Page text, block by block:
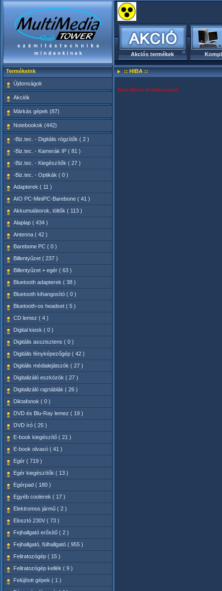
Akciós termékek
Termékeink
Újdonságok
Akciók
Márkás gépek (87)
Notebookok (442)
-Biz.tec. - Digitális rögzítők ( 2 )
-Biz.tec. - Kamerák IP ( 81 )
-Biz.tec. - Kiegészítők ( 27 )
-Biz.tec. - Optikák ( 0 )
Adapterek ( 11 )
AIO PC-MiniPC-Barebone ( 41 )
Akkumulátorok, töltők ( 113 )
Alaplap ( 434 )
Antenna ( 42 )
Barebone PC ( 0 )
Billentyűzet ( 237 )
Billentyűzet + egér ( 63 )
Bluetooth adapterek ( 38 )
Bluetooth kihangosító ( 0 )
Bluetooth-os headset ( 5 )
CD lemez ( 4 )
Digital kiosk ( 0 )
Digitális asszisztens ( 0 )
Digitális fényképezőgép ( 42 )
Digitális médialejátszók ( 27 )
Digitalizáló eszközök ( 27 )
Digitalizáló rajztáblák ( 26 )
Diktafonok ( 0 )
DVD és Blu-Ray lemez ( 19 )
DVD író ( 25 )
E-book kiegészítő ( 21 )
E-book olvasó ( 41 )
Egér ( 719 )
Egér kiegészítők ( 13 )
Egérpad ( 180 )
Egyéb coolerek ( 17 )
Elektromos jármű ( 2 )
Elosztó 230V ( 73 )
Fejhallgató erősítő ( 2 )
Fejhallgató, fülhallgató ( 955 )
Feliratozógép ( 15 )
Feliratozógép kellék ( 9 )
Felújított gépek ( 1 )
:: HIBA ::
Nem létező termékcsoport!